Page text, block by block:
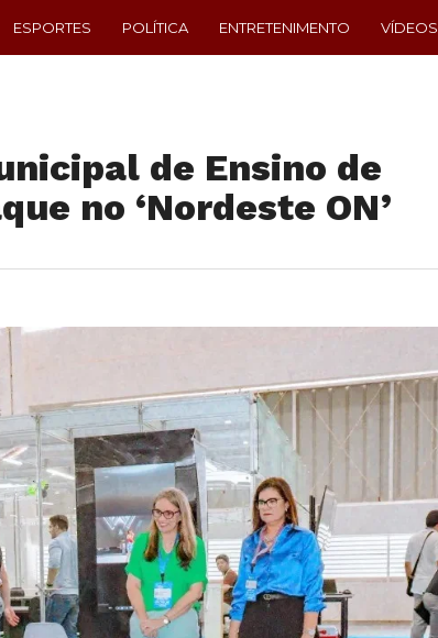
ESPORTES POLÍTICA ENTRETENIMENTO VÍDEOS
de Ensino de
no ‘Nordeste ON’